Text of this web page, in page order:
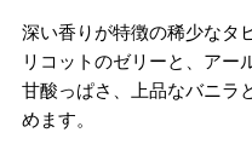
深い香りが特徴の稀少なタ
リコットのゼリーと、アー
甘酸っぱさ、上品なバニラ
めます。